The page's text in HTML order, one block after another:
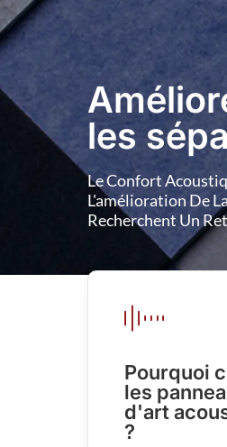
les
Le Confort
L'amélioration De
Recherchent Un
Pourquoi
les
d'art
?